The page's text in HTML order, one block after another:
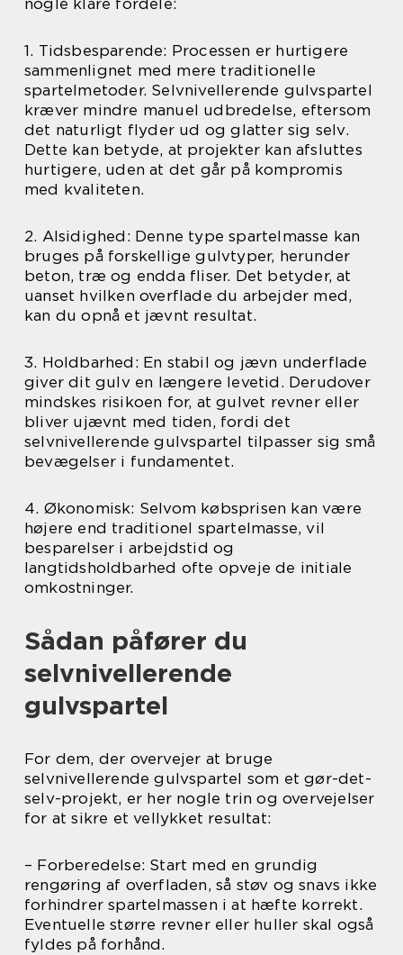
nogle klare fordele:
1. Tidsbesparende: Processen er hurtigere
sammenlignet med mere traditionelle
spartelmetoder. Selvnivellerende gulvspartel
kræver mindre manuel udbredelse, eftersom
det naturligt flyder ud og glatter sig selv.
Dette kan betyde, at projekter kan afsluttes
hurtigere, uden at det går på kompromis
med kvaliteten.
2. Alsidighed: Denne type spartelmasse kan
bruges på forskellige gulvtyper, herunder
beton, træ og endda fliser. Det betyder, at
uanset hvilken overflade du arbejder med,
kan du opnå et jævnt resultat.
3. Holdbarhed: En stabil og jævn underflade
giver dit gulv en længere levetid. Derudover
mindskes risikoen for, at gulvet revner eller
bliver ujævnt med tiden, fordi det
selvnivellerende gulvspartel tilpasser sig små
bevægelser i fundamentet.
4. Økonomisk: Selvom købsprisen kan være
højere end traditionel spartelmasse, vil
besparelser i arbejdstid og
langtidsholdbarhed ofte opveje de initiale
omkostninger.
Sådan påfører du
selvnivellerende
gulvspartel
For dem, der overvejer at bruge
selvnivellerende gulvspartel som et gør-det-
selv-projekt, er her nogle trin og overvejelser
for at sikre et vellykket resultat:
– Forberedelse: Start med en grundig
rengøring af overfladen, så støv og snavs ikke
forhindrer spartelmassen i at hæfte korrekt.
Eventuelle større revner eller huller skal også
fyldes på forhånd.